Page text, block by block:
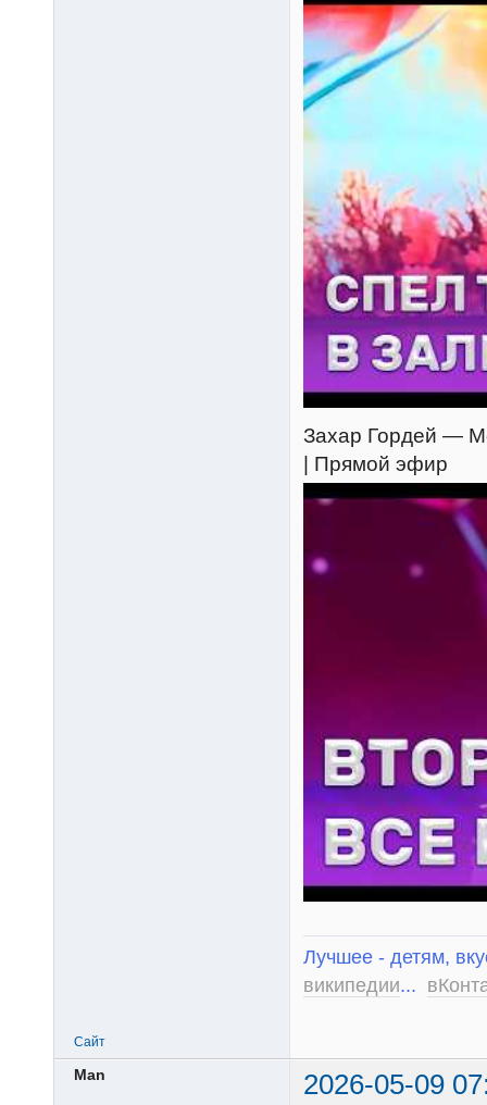
Захар Гордей —
| Прямой эфир
Лучшее - детям,
википедии...
Сайт
Man 2026-05-09